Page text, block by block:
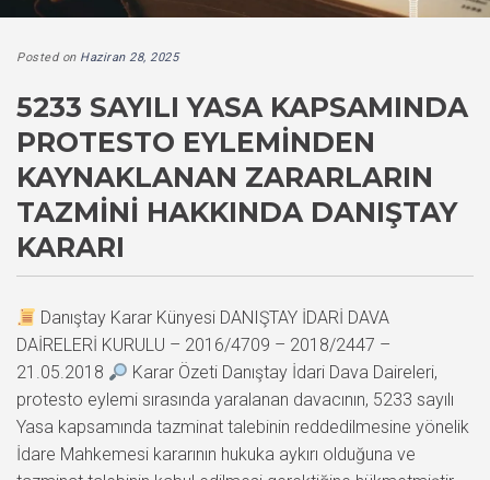
Posted on Haziran 28, 2025
5233 SAYILI YASA KAPSAMINDA
PROTESTO EYLEMINDEN
KAYNAKLANAN ZARARLARIN
TAZMINI HAKKINDA DANIŞTAY
KARARI
Danıştay Karar Künyesi DANIŞTAY İDARİ DAVA
DAİRELERİ KURULU – 2016/4709 – 2018/2447 –
21.05.2018
Karar Özeti Danıştay İdari Dava Daireleri,
protesto eylemi sırasında yaralanan davacının, 5233 sayılı
Yasa kapsamında tazminat talebinin reddedilmesine yönelik
İdare Mahkemesi kararının hukuka aykırı olduğuna ve